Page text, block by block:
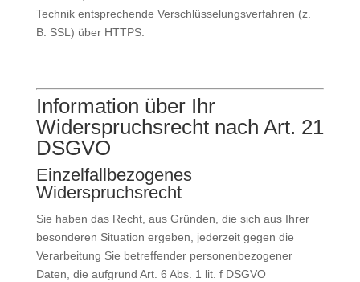
Technik entsprechende Verschlüsselungsverfahren (z.
B. SSL) über HTTPS.
Information über Ihr
Widerspruchsrecht nach Art. 21
DSGVO
Einzelfallbezogenes
Widerspruchsrecht
Sie haben das Recht, aus Gründen, die sich aus Ihrer
besonderen Situation ergeben, jederzeit gegen die
Verarbeitung Sie betreffender personenbezogener
Daten, die aufgrund Art. 6 Abs. 1 lit. f DSGVO